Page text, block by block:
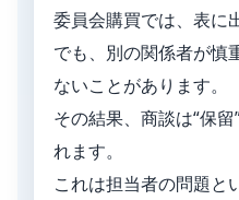
委員会購買では、表に
でも、別の関係者が慎
ないことがあります。
その結果、商談は“保
れます。
これは担当者の問題と